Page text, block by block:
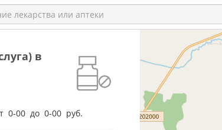
в
0-00 до 0-00 руб.